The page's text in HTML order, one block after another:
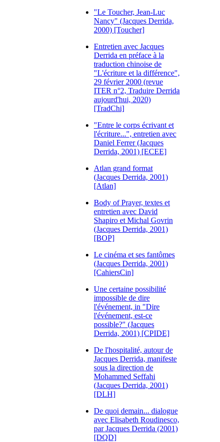
"Le Toucher, Jean-Luc
Nancy" (Jacques Derrida,
2000) [Toucher]
Entretien avec Jacques
Derrida en préface à la
traduction chinoise de
"L'écriture et la différence",
29 février 2000 (revue
ITER n°2, Traduire Derrida
aujourd'hui, 2020)
[TradChi]
"Entre le corps écrivant et
l'écriture...", entretien avec
Daniel Ferrer (Jacques
Derrida, 2001) [ECEE]
Atlan grand format
(Jacques Derrida, 2001)
[Atlan]
Body of Prayer, textes et
entretien avec David
Shapiro et Michal Govrin
(Jacques Derrida, 2001)
[BOP]
Le cinéma et ses fantômes
(Jacques Derrida, 2001)
[CahiersCin]
Une certaine possibilité
impossible de dire
l'événement, in "Dire
l'événement, est-ce
possible?" (Jacques
Derrida, 2001) [CPIDE]
De l'hospitalité, autour de
Jacques Derrida, manifeste
sous la direction de
Mohammed Seffahi
(Jacques Derrida, 2001)
[DLH]
De quoi demain... dialogue
avec Elisabeth Roudinesco,
par Jacques Derrida (2001)
[DQD]